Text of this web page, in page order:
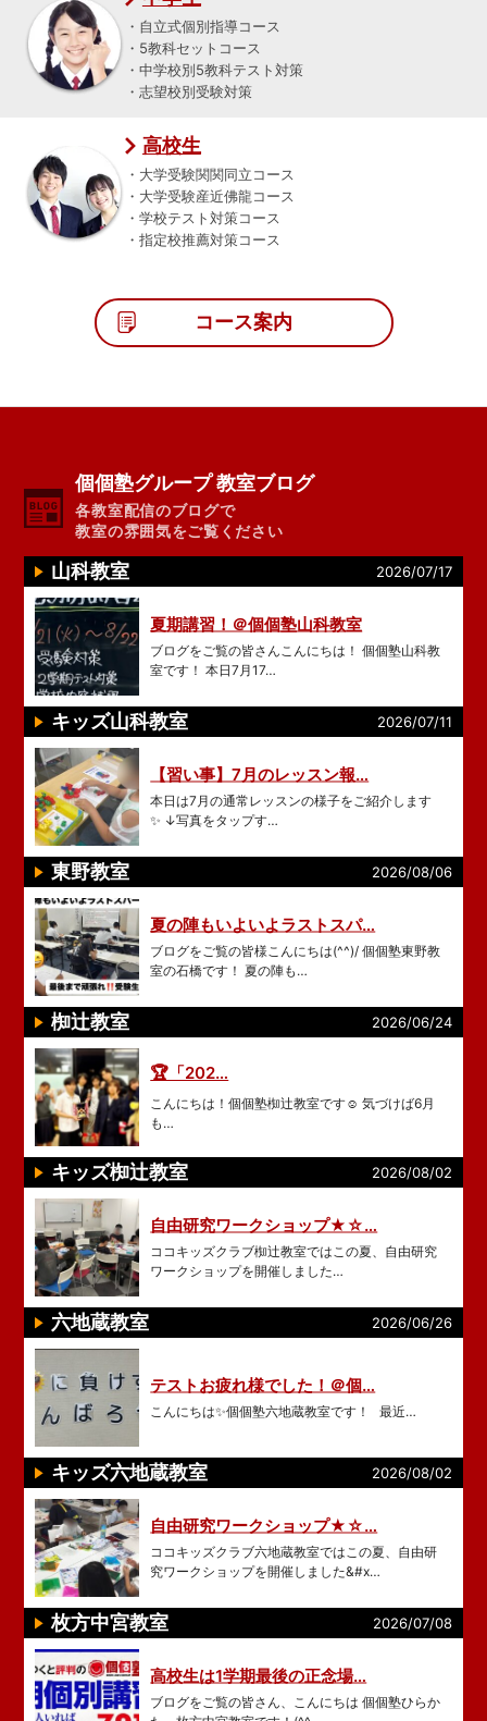
・自立式個別指導コース
・5教科セットコース
・中学校別5教科テスト対策
・志望校別受験対策
高校生
・大学受験関関同立コース
・大学受験産近佛龍コース
・学校テスト対策コース
・指定校推薦対策コース
コース案内
個個塾グループ 教室ブログ
各教室配信のブログで
教室の雰囲気をご覧ください
山科教室 2026/07/17
夏期講習！＠個個塾山科教室
ブログをご覧の皆さんこんにちは！ 個個塾山科教
室です！ 本日7月17…
キッズ山科教室 2026/07/11
【習い事】7月のレッスン報…
本日は7月の通常レッスンの様子をご紹介します
✨ ↓写真をタップす…
東野教室 2026/08/06
夏の陣もいよいよラストスパ…
ブログをご覧の皆様こんにちは(^^)/ 個個塾東野教
室の石橋です！ 夏の陣も…
椥辻教室 2026/06/24
🏆「202…
こんにちは！個個塾椥辻教室です☺️ 気づけば6月
も…
キッズ椥辻教室 2026/08/02
自由研究ワークショップ★☆…
ココキッズクラブ椥辻教室ではこの夏、自由研究
ワークショップを開催しました…
六地蔵教室 2026/06/26
テストお疲れ様でした！＠個…
こんにちは✨個個塾六地蔵教室です！ 最近…
キッズ六地蔵教室 2026/08/02
自由研究ワークショップ★☆…
ココキッズクラブ六地蔵教室ではこの夏、自由研
究ワークショップを開催しました&#x…
枚方中宮教室 2026/07/08
高校生は1学期最後の正念場…
ブログをご覧の皆さん、こんにちは 個個塾ひらか